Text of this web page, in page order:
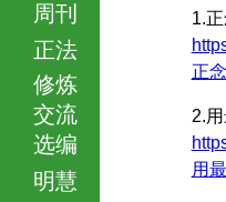
周刊
正法
修炼
交流
选编
明慧
1.
正
2.
用